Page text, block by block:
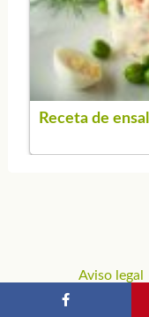
Receta de
Aviso legal
Política de